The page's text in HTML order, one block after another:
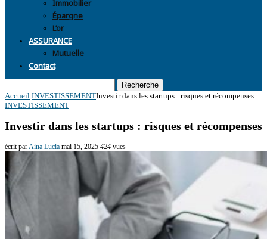
Épargne
L’or
ASSURANCE
Mutuelle
Contact
Recherche
Accueil INVESTISSEMENTInvestir dans les startups : risques et récompenses
INVESTISSEMENT
Investir dans les startups : risques et récompenses
écrit parAina Lucia mai 15, 2025 424 vues